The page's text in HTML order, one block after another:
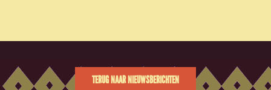
TERUG NAAR NIEUWSBERICHTEN